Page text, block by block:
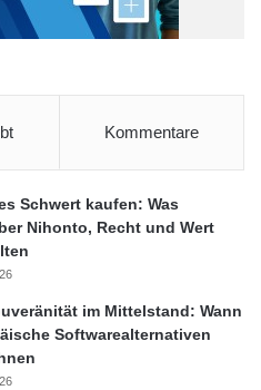
Kommentare
Schwert kaufen: Was
Nihonto, Recht und Wert
im Mittelstand: Wann
Softwarealternativen